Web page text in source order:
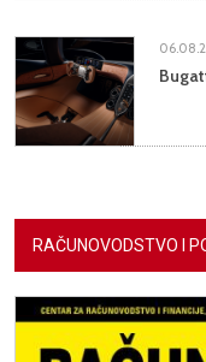
RAČUNOVODSTVO I